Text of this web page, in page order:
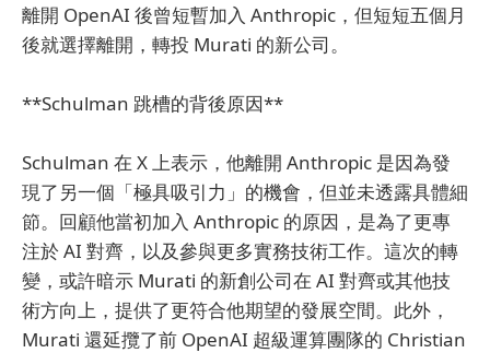
離開 OpenAI 後曾短暫加入 Anthropic，但短短五個月
後就選擇離開，轉投 Murati 的新公司。
**Schulman 跳槽的背後原因**
Schulman 在 X 上表示，他離開 Anthropic 是因為發
現了另一個「極具吸引力」的機會，但並未透露具體細
節。回顧他當初加入 Anthropic 的原因，是為了更專
注於 AI 對齊，以及參與更多實務技術工作。這次的轉
變，或許暗示 Murati 的新創公司在 AI 對齊或其他技
術方向上，提供了更符合他期望的發展空間。此外，
Murati 還延攬了前 OpenAI 超級運算團隊的 Christian